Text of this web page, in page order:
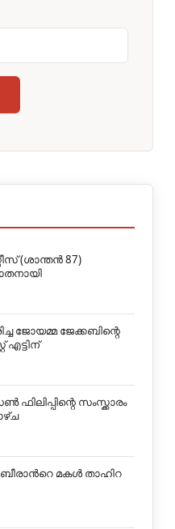
(ശാന്തൻ 87)
ജോയമ്മ ജേക്കബിന്റെ
എട്ടിന്
സംസ്ക്കാരം
മകൾ താഹിറ